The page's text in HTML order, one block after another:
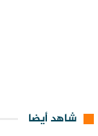
شاهد أيضا